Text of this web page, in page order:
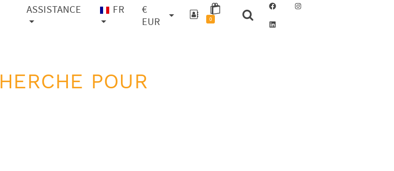
ASSISTANCE FR
€
EUR
0
Facebook
POUR